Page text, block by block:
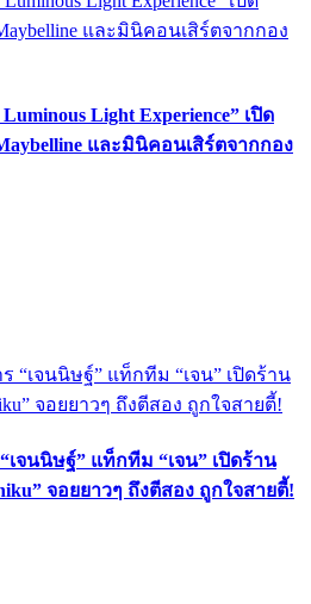
Light Experience” เปิด
และมินิคอนเสิร์ตจากกอง
เจนนิษฐ์” แท็กทีม “เจน” เปิดร้าน
จอยยาวๆ ถึงตีสอง ถูกใจสายตี้!